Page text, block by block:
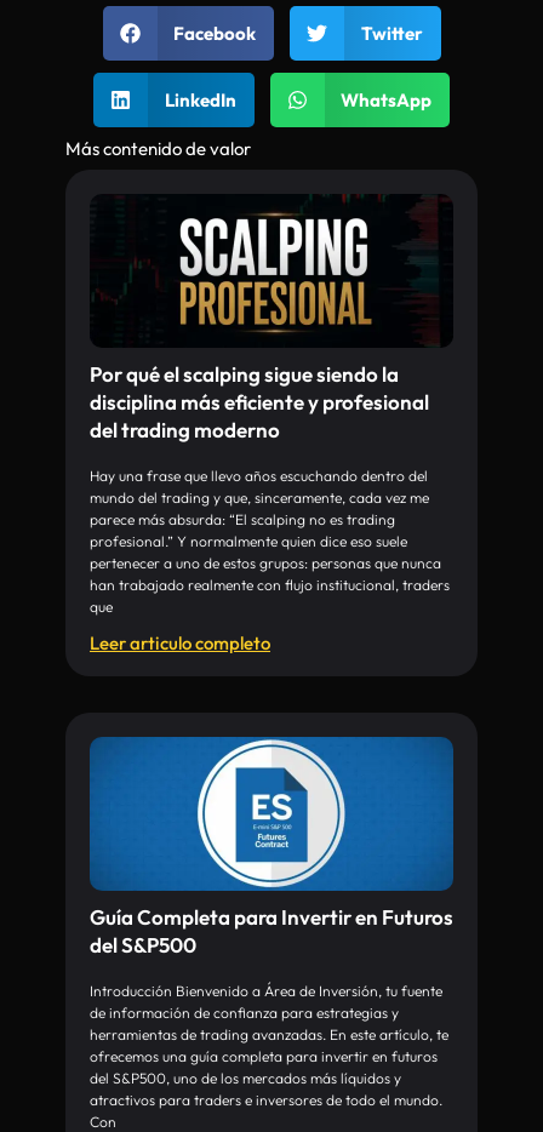
Facebook Twitter
LinkedIn WhatsApp
Más contenido de valor
Por qué el scalping sigue siendo la
disciplina más eficiente y profesional
del trading moderno
Hay una frase que llevo años escuchando dentro del
mundo del trading y que, sinceramente, cada vez me
parece más absurda: “El scalping no es trading
profesional.” Y normalmente quien dice eso suele
pertenecer a uno de estos grupos: personas que nunca
han trabajado realmente con flujo institucional, traders
que
Leer articulo completo
Guía Completa para Invertir en Futuros
del S&P500
Introducción Bienvenido a Área de Inversión, tu fuente
de información de confianza para estrategias y
herramientas de trading avanzadas. En este artículo, te
ofrecemos una guía completa para invertir en futuros
del S&P500, uno de los mercados más líquidos y
atractivos para traders e inversores de todo el mundo.
Con